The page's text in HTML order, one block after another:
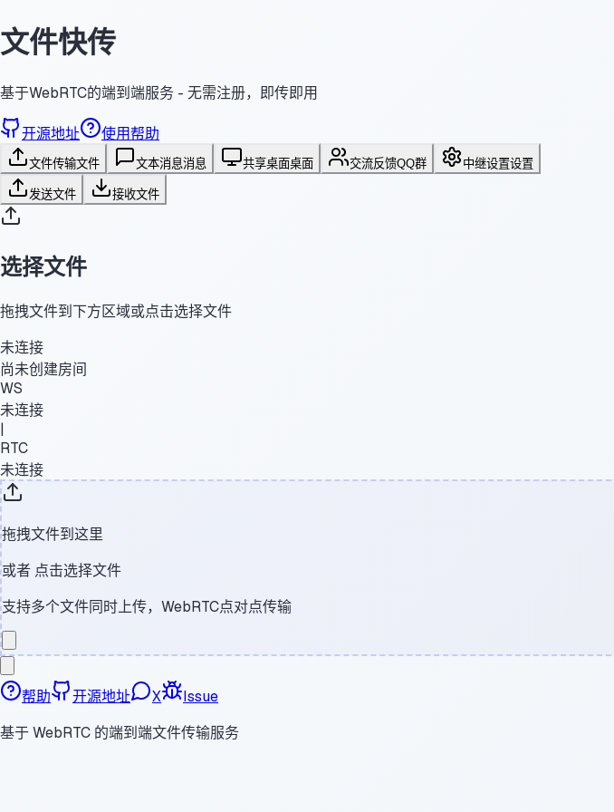
文件快传
基于WebRTC的端到端服务 - 无需注册，即传即用
开源地址 使用帮助
文件传输文件 文本消息消息 共享桌面桌面 交流反馈QQ群 中继设置设置
发送文件 接收文件
选择文件
拖拽文件到下方区域或点击选择文件
未连接
尚未创建房间
WS
未连接
|
RTC
未连接
拖拽文件到这里
或者 点击选择文件
支持多个文件同时上传，WebRTC点对点传输
帮助 开源地址 X
Issue
基于 WebRTC 的端到端文件传输服务